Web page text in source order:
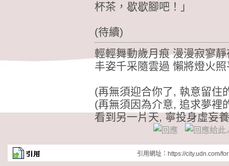
杯茶，歇歇腳吧！」
(待續)
輕輕舞動歲月痕 漫漫寂寥靜
丰姿千采隨雲過 懶將燈火照
(再無須迎合你了, 執意留住
(再無須因為介意, 追求夢裡
看到另一片天, 寧投身虛妄
引用網址：https://city.udn.com/